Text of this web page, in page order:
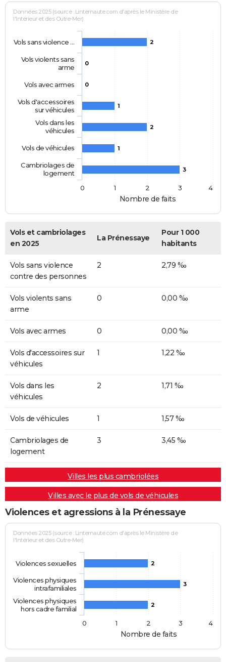
Nombre de faits
Données 2025 (source : Linternaute.com d'après le Ministère de
l'Intérieur et des Outre-Mer)
2
0
0
1
2
1
3
Vols sans violence …
Vols violents sans
arme
Vols avec armes
Vols d'accessoires
sur véhicules
Vols dans les
véhicules
Vols de véhicules
Cambriolages de
logement
0
1 2 3 4
Vols et cambriolages
en 2025
La Prénessaye
Pour 1 000
habitants
Vols sans violence
contre des personnes
2 2,79 ‰
Vols violents sans
arme
0 0,00 ‰
Vols avec armes 0 0,00 ‰
Vols d'accessoires sur
véhicules
1 1,22 ‰
Vols dans les
véhicules
2 1,71 ‰
Vols de véhicules 1 1,57 ‰
Cambriolages de
logement
3 3,45 ‰
Villes les plus cambriolées
Villes avec le plus de vols de véhicules
Violences et agressions à la Prénessaye
Nombre de faits
Données 2025 (source : Linternaute.com d'après le Ministère de
l'Intérieur et des Outre-Mer)
2
3
2
Violences sexuelles
Violences physiques
intrafamiliales
Violences physiques
hors cadre familial
0
1 2 3 4